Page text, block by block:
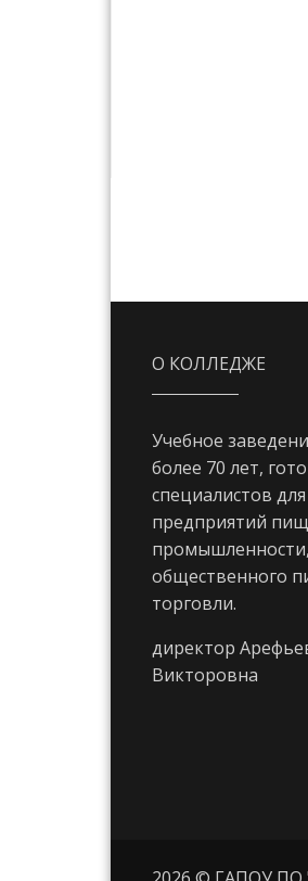
О КОЛЛЕДЖЕ
Учебное
более 70 лет,
специалистов для
предприятий
промышленности,
общественного
торговли.
директор
Викторовна